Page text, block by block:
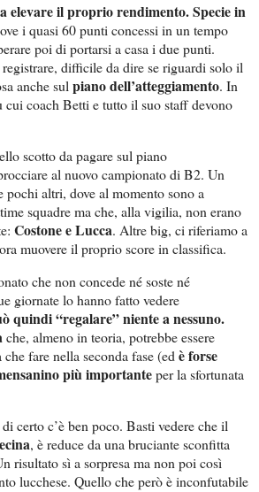
elevare il proprio rendimento. Specie in
i quasi 60 punti concessi in un tempo
poi di portarsi a casa i due punti.
difficile da dire se riguardi solo il
anche sulpiano dell’atteggiamento. In
cui coach Betti e tutto il suo staff devono
scotto da pagare sul piano
al nuovo campionato di B2. Un
altri, dove al momento sono a
squadre ma che, alla vigilia, non erano
Costone e Lucca. Altre big, ci riferiamo a
muovere il proprio score in classifica.
che non concede né soste né
giornate lo hanno fatto vedere
quindi “regalare” niente a nessuno.
che, almeno in teoria, potrebbe essere
fare nella seconda fase (ed è forse
più importanteper la sfortunata
certo c’è ben poco. Basti vedere che il
, è reduce da una bruciante sconfitta
risultato sì a sorpresa ma non poi così
lucchese. Quello che però è inconfutabile